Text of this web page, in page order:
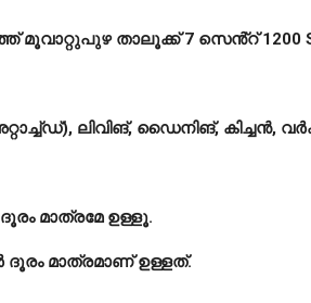
താലൂക്ക് 7 സെൻ്റ് 1200
ലിവിങ്, ഡൈനിങ്, കിച്ചൻ,
ദൂരം മാത്രമേ ഉള്ളൂ.
ദൂരം മാത്രമാണ് ഉള്ളത്.